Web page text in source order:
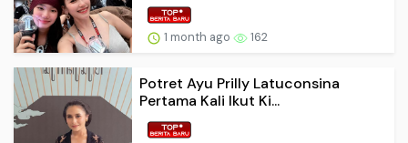
1 month ago 162
Potret Ayu Prilly Latuconsina
Pertama Kali Ikut Ki...